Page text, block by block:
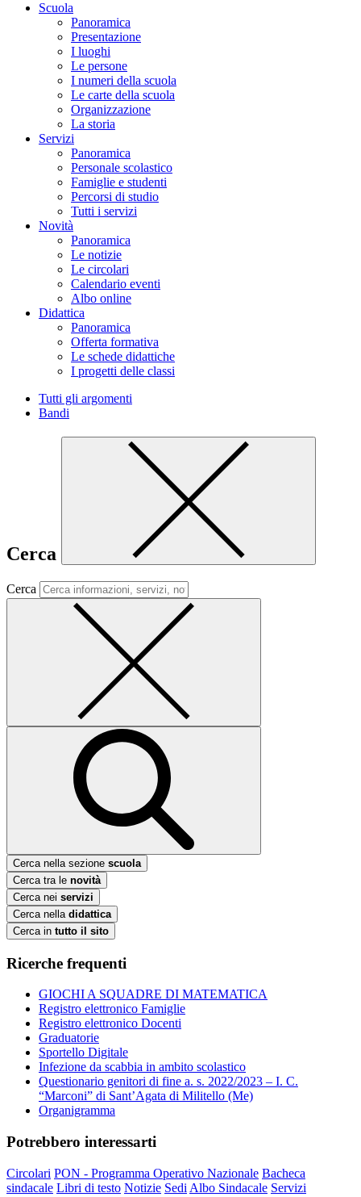
Scuola
Panoramica
Presentazione
I luoghi
Le persone
I numeri della scuola
Le carte della scuola
Organizzazione
La storia
Servizi
Panoramica
Personale scolastico
Famiglie e studenti
Percorsi di studio
Tutti i servizi
Novità
Panoramica
Le notizie
Le circolari
Calendario eventi
Albo online
Didattica
Panoramica
Offerta formativa
Le schede didattiche
I progetti delle classi
Tutti gli argomenti
Bandi
Cerca
Cerca
Cerca nella sezione scuola
Cerca tra le novità
Cerca nei servizi
Cerca nella didattica
Cerca in tutto il sito
Ricerche frequenti
GIOCHI A SQUADRE DI MATEMATICA
Registro elettronico Famiglie
Registro elettronico Docenti
Graduatorie
Sportello Digitale
Infezione da scabbia in ambito scolastico
Questionario genitori di fine a. s. 2022/2023 – I. C.
“Marconi” di Sant’Agata di Militello (Me)
Organigramma
Potrebbero interessarti
Circolari PON - Programma Operativo Nazionale Bacheca
sindacale Libri di testo Notizie Sedi Albo Sindacale Servizi